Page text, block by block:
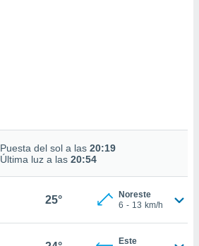
Puesta del sol a las 20:19
Última luz a las 20:54
25°
Noreste
6 - 13 km/h
Este